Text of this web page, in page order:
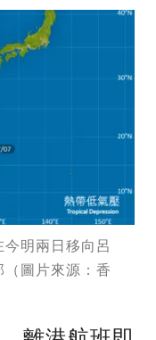
明兩日移向呂
圖片來源：香